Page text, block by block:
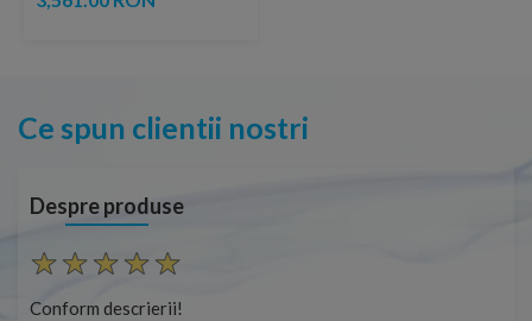
Ce spun clientii nostri
Despre produse
Conform descrierii!